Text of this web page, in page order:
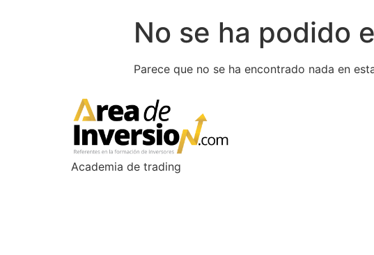
No se ha podido
Parece que no se ha encontrado nada en
Academia de trading